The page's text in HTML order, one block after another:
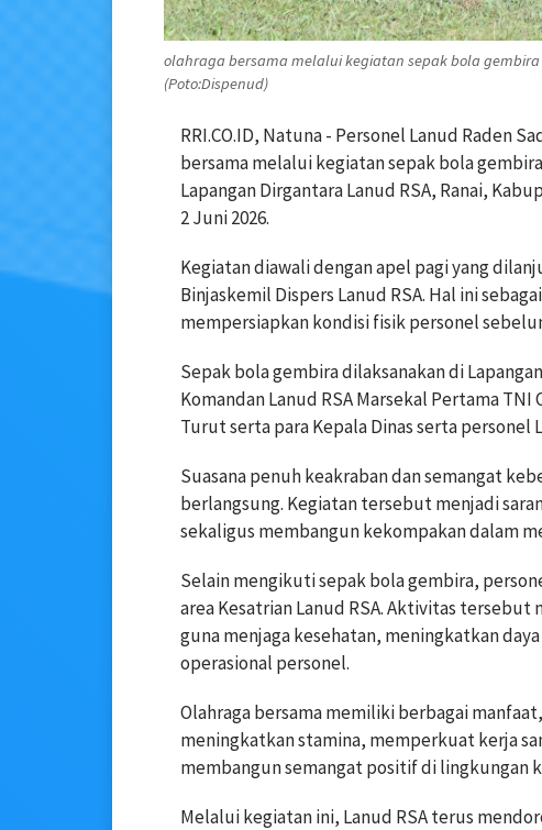
olahraga bersama melalui kegiatan sepak bola
(Poto:Dispenud)
RRI.CO.ID, Natuna - Personel Lanud Raden
bersama melalui kegiatan sepak bola
Lapangan Dirgantara Lanud RSA, Ranai,
2 Juni 2026.
Kegiatan diawali dengan apel pagi yang
Binjaskemil Dispers Lanud RSA. Hal ini
mempersiapkan kondisi fisik personel
Sepak bola gembira dilaksanakan di
Komandan Lanud RSA Marsekal Pertama TNI
Turut serta para Kepala Dinas serta personel
Suasana penuh keakraban dan semangat
berlangsung. Kegiatan tersebut menjadi
sekaligus membangun kekompakan dalam
Selain mengikuti sepak bola gembira,
area Kesatrian Lanud RSA. Aktivitas
guna menjaga kesehatan, meningkatkan
operasional personel.
Olahraga bersama memiliki berbagai
meningkatkan stamina, memperkuat kerja
membangun semangat positif di lingkungan
Melalui kegiatan ini, Lanud RSA terus